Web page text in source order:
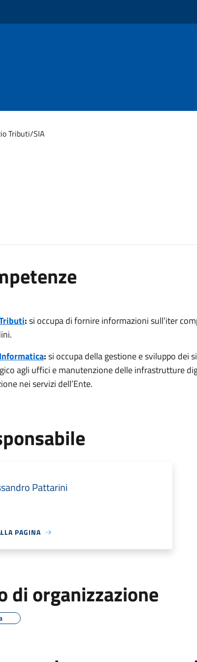
Tributi/SIA
:si occupa di fornire informazioni sull’iter
:si occupa della gestione e sviluppo
agli uffici e manutenzione delle infrastrutture
nei servizi dell’Ente.
Pattarini
PAGINA
di organizzazione